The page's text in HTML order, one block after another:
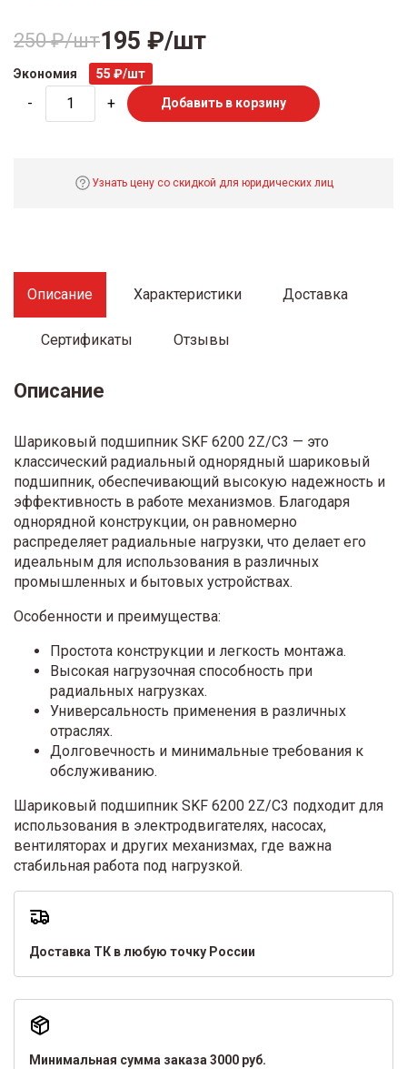
250 ₽/шт195 ₽/шт
Экономия 55 ₽/шт
- + Добавить в корзину
Узнать цену со скидкой для юридических лиц
Описание Характеристики Доставка
Сертификаты Отзывы
Описание
Шариковый подшипник SKF 6200 2Z/C3 — это
классический радиальный однорядный шариковый
подшипник, обеспечивающий высокую надежность и
эффективность в работе механизмов. Благодаря
однорядной конструкции, он равномерно
распределяет радиальные нагрузки, что делает его
идеальным для использования в различных
промышленных и бытовых устройствах.
Особенности и преимущества:
Простота конструкции и легкость монтажа.
Высокая нагрузочная способность при
радиальных нагрузках.
Универсальность применения в различных
отраслях.
Долговечность и минимальные требования к
обслуживанию.
Шариковый подшипник SKF 6200 2Z/C3 подходит для
использования в электродвигателях, насосах,
вентиляторах и других механизмах, где важна
стабильная работа под нагрузкой.
Доставка ТК в любую точку России
Минимальная сумма заказа 3000 руб.